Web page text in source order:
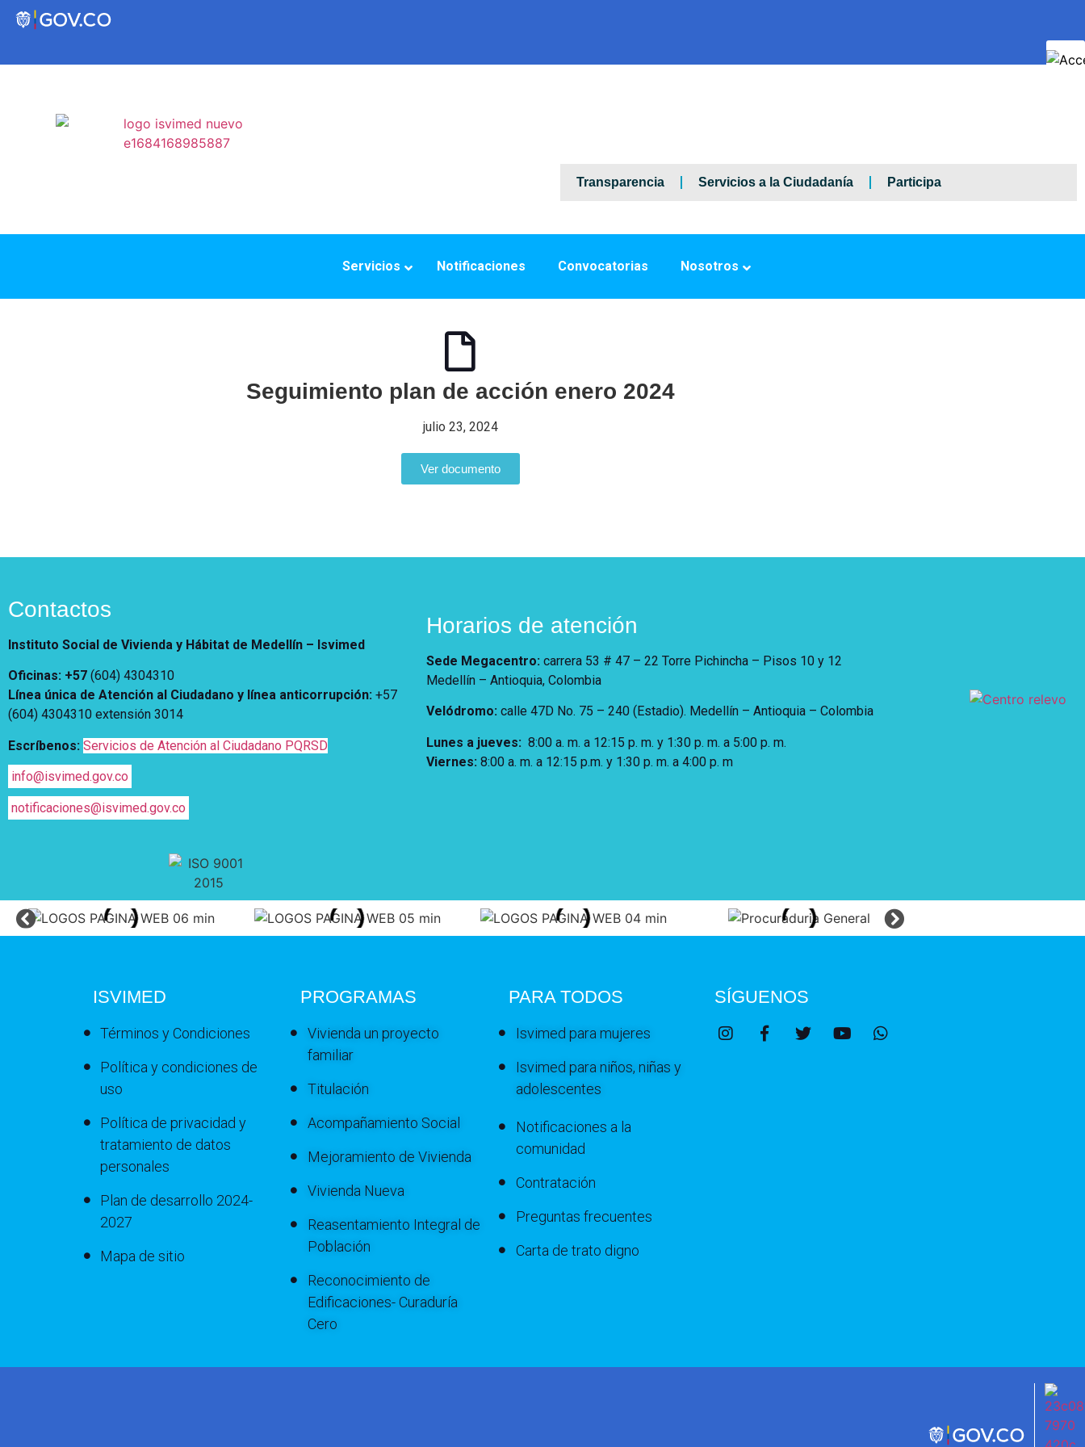
Servicios a la Ciudadanía
Contraste
Centro de relevo
Más Información sobre Accesibilidad
Transparencia Servicios a la Ciudadanía Participa
Servicios Notificaciones Convocatorias Nosotros
Seguimiento plan de acción enero 2024
julio 23, 2024
Ver documento
Contactos
Instituto Social de Vivienda y Hábitat de Medellín – Isvimed
Oficinas: +57 (604) 4304310
Línea única de Atención al Ciudadano y línea anticorrupción: +57
(604) 4304310 extensión 3014
Escríbenos: Servicios de Atención al Ciudadano PQRSD
info@isvimed.gov.co
notificaciones@isvimed.gov.co
Horarios de atención
Sede Megacentro: carrera 53 # 47 – 22 Torre Pichincha – Pisos 10 y 12
Medellín – Antioquia, Colombia
Velódromo: calle 47D No. 75 – 240 (Estadio). Medellín – Antioquia – Colombia
Lunes a jueves: 8:00 a. m. a 12:15 p. m. y 1:30 p. m. a 5:00 p. m.
Viernes: 8:00 a. m. a 12:15 p.m. y 1:30 p. m. a 4:00 p. m
ISVIMED
Términos y Condiciones
Política y condiciones de
uso
Política de privacidad y
tratamiento de datos
personales
Plan de desarrollo 2024-
2027
Mapa de sitio
PROGRAMAS
Vivienda un proyecto
familiar
Titulación
Acompañamiento Social
Mejoramiento de Vivienda
Vivienda Nueva
Reasentamiento Integral de
Población
Reconocimiento de
Edificaciones- Curaduría
Cero
PARA TODOS
Isvimed para mujeres
Isvimed para niños, niñas y
adolescentes
Notificaciones a la
comunidad
Contratación
Preguntas frecuentes
Carta de trato digno
SÍGUENOS